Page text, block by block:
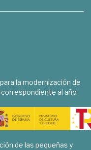
la modernización de
correspondiente al año
de las pequeñas y